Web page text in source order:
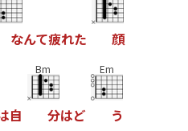
なんて疲れた 顔
自
Bm
分はど
Em
う